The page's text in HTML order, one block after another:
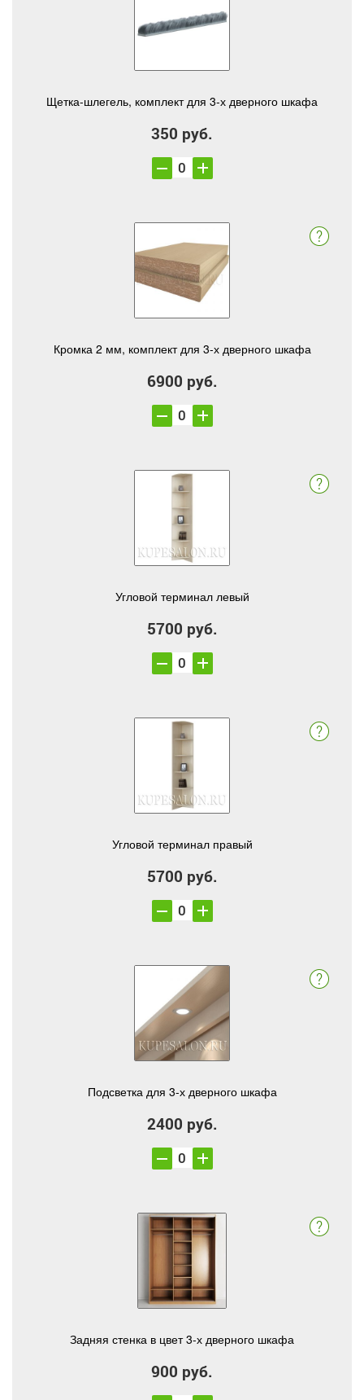
Щетка-шлегель, комплект для 3-х дверного шкафа
350 руб.
Кромка 2 мм, комплект для 3-х дверного шкафа
6900 руб.
Угловой терминал левый
5700 руб.
Угловой терминал правый
5700 руб.
Подсветка для 3-х дверного шкафа
2400 руб.
Задняя стенка в цвет 3-х дверного шкафа
900 руб.